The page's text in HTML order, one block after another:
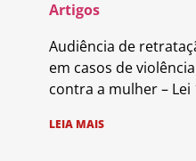
Artigos
Audiência de
em casos de
contra a mulher – Lei
LEIA MAIS